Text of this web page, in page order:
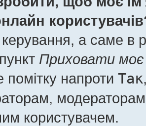
а саме в
Приховати моє
напроти Так
користувачем.